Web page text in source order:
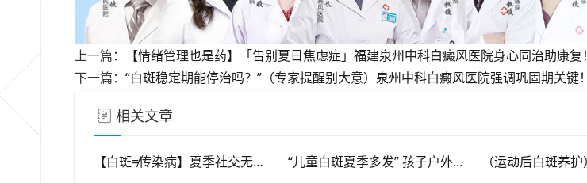
上一篇：
【情绪管理也是药】「告别夏日焦虑症」福建泉州中科白癜风医院身心同治助康复！
下一篇： “白斑稳定期能停治吗？”（专家提醒别大意）泉州中科白癜风医院强调巩固期关键！
相关文章
【白斑≠传染病】夏季社交无需刻意回避，消除对白斑的误解，泉州中科白癜风医院科普白癜风基础常识 “儿童白斑夏季多发” 孩子户外玩耍暴晒多，家长多留意皮肤变化，泉州中科白癜风医院浅谈孩童白斑相关护理